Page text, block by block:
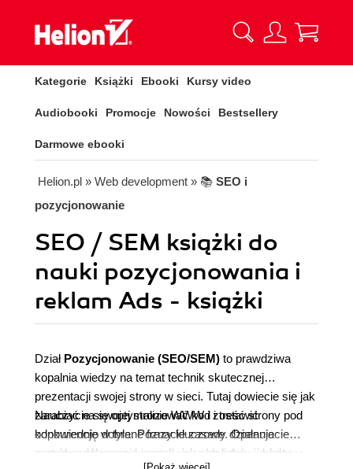
Kategorie Książki Ebooki Kursy video
Audiobooki Promocje Nowości Bestsellery
Darmowe ebooki
Helion.pl » Web development » 📚 SEO i
pozycjonowanie
SEO / SEM książki do
nauki pozycjonowania i
reklam Ads - książki
Dział Pozycjonowanie (SEO/SEM) to prawdziwa
kopalnia wiedzy na temat technik skutecznej
prezentacji swojej strony w sieci. Tutaj dowiecie się jak
zarabiać na swojej stronie WWW i zostawić
konkurencję w tyle. Poznacie zasady działania
popularnych wyszukiwarek, ich algorytmy i roboty
Nauczycie się optymalizować kod i treść strony pod
odpowiednio dobrane frazy kluczowe. Opanujecie
metody zdobywania wartościowych linków i budowy